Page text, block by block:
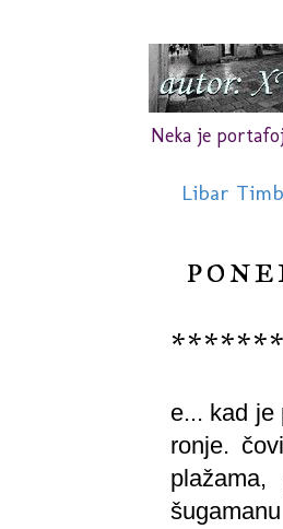
Neka je
Libar
*******
e... kad je
ronje.